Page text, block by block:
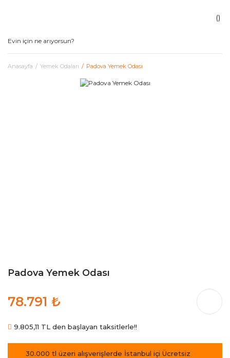
Anasayfa Yemek Odaları Padova Yemek Odası
Padova Yemek Odası
78.791 ₺
9.805,11 TL den başlayan taksitlerle!!
30.000 tl üzeri alışverişlerde İstanbul içi Ücretsiz